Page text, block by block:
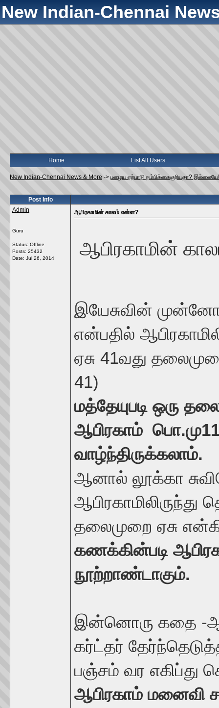
New Indian-Chennai
Home List All Users
New Indian-Chennai News & More -> பழைய ஏற்பாடு நம்பிக்கைகுரியதா?
Post Info
Admin
Guru
Status: Offline
Posts: 25432
Date: Jul 26, 2014
ஆபிரகாமின் காலம் என்ன?
ஆபிரகாமின்
இயேசுவின்
என்பதில்
ஏசு 41வது
41)
மத்தேயுபடி ஒரு
ஆபிரகாம்
வாழ்ந்திருக்கலாம்.
ஆனால் லூக்கா
ஆபிரகாமிலிருந்து
தலைமுறை ஏசு
கணக்கின்படி
நூற்றாண்டாகும்.
இன்னொரு கதை -
கர்ட்தர்
பஞ்சம் வர எகிப்து
ஆபிரகாம் மனைவி